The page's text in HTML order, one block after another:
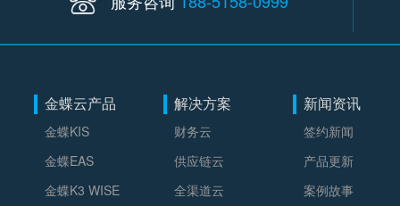
金蝶云产品
金蝶KIS
金蝶EAS
金蝶K3 WISE
解决方案
财务云
供应链云
全渠道云
新闻资讯
签约新闻
产品更新
案例故事